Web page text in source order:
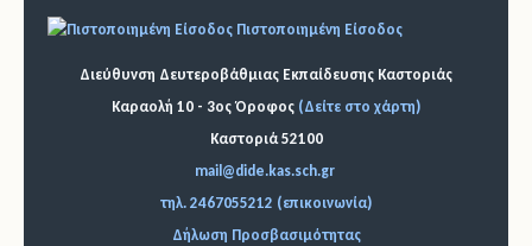
Πιστοποιημένη Είσοδος
Διεύθυνση Δευτεροβάθμιας Εκπαίδευσης Καστοριάς
Καραολή 10 - 3ος Όροφος (Δείτε στο χάρτη)
Καστοριά 52100
mail@dide.kas.sch.gr
τηλ. 2467055212 (επικοινωνία)
Δήλωση Προσβασιμότητας